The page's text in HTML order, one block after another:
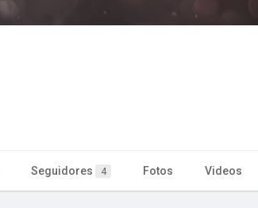
Seguidores 4 Fotos Videos